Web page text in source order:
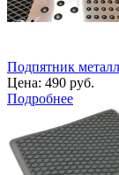
Подпятник
Цена: 490 руб.
Подробнее